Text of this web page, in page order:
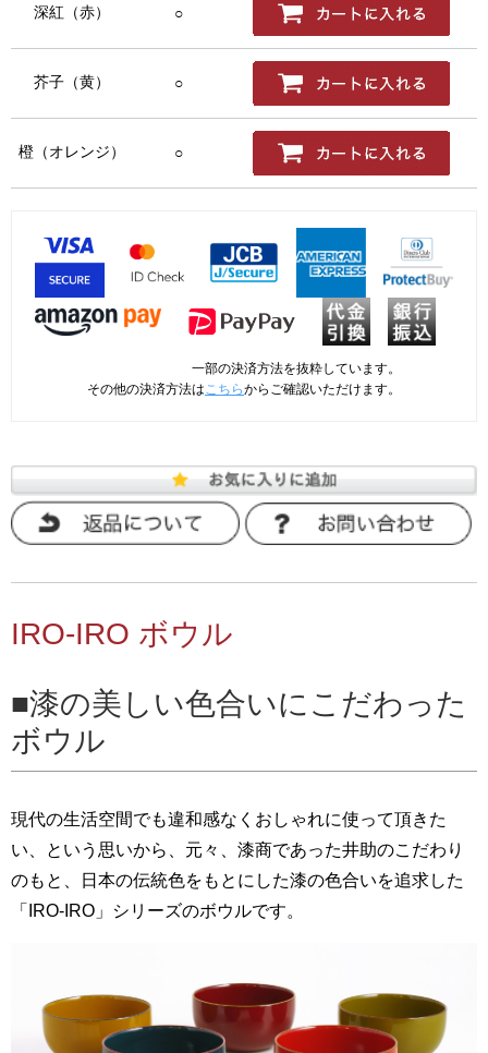
深紅（赤） ○
芥子（黄） ○
橙（オレンジ） ○
一部の決済方法を抜粋しています。
その他の決済方法はこちらからご確認いただけます。
IRO-IRO ボウル
漆の美しい色合いにこだわった
ボウル
現代の生活空間でも違和感なくおしゃれに使って頂きた
い、という思いから、元々、漆商であった井助のこだわり
のもと、日本の伝統色をもとにした漆の色合いを追求した
「IRO-IRO」シリーズのボウルです。